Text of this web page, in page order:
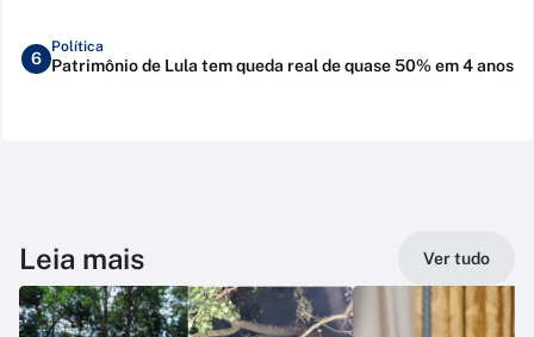
6
Política
Patrimônio de Lula tem queda real de quase 50% em 4 anos
Leia mais Ver tudo